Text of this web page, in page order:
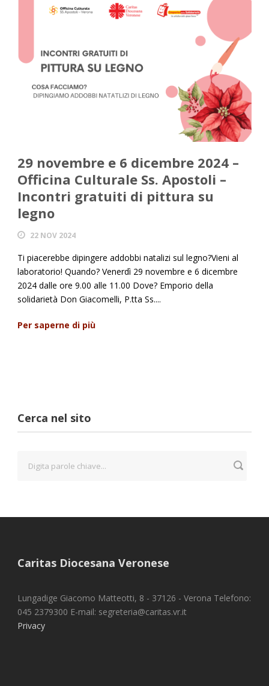
29 novembre e 6 dicembre 2024 –
Officina Culturale Ss. Apostoli –
Incontri gratuiti di pittura su
legno
22 NOV 2024
Ti piacerebbe dipingere addobbi natalizi sul legno?Vieni al
laboratorio! Quando? Venerdì 29 novembre e 6 dicembre
2024 dalle ore 9.00 alle 11.00 Dove? Emporio della
solidarietà Don Giacomelli, P.tta Ss....
Per saperne di più
Cerca nel sito
Caritas Diocesana Veronese
Lungadige Giacomo Matteotti, 8 - 37126 - Verona Telefono:
045 2379300 E-mail: segreteria@caritas.vr.it
Privacy